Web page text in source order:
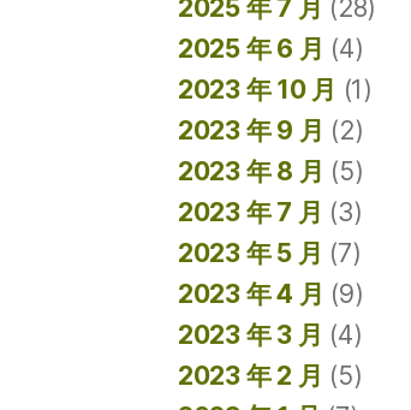
2025 年 7 月 (28)
2025 年 6 月 (4)
2023 年 10 月 (1)
2023 年 9 月 (2)
2023 年 8 月 (5)
2023 年 7 月 (3)
2023 年 5 月 (7)
2023 年 4 月 (9)
2023 年 3 月 (4)
2023 年 2 月 (5)